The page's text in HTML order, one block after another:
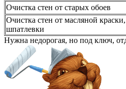
Очистка стен от старых обоев
Очистка стен от масляной краски,
шпатлевки
Нужна недорогая, но под ключ,